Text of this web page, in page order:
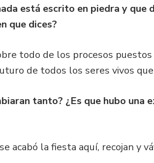
está escrito en piedra y que
que dices?
todo de los procesos
de todos los seres vivos
tanto? ¿Es que hubo una
acabó la fiesta aquí, recojan y